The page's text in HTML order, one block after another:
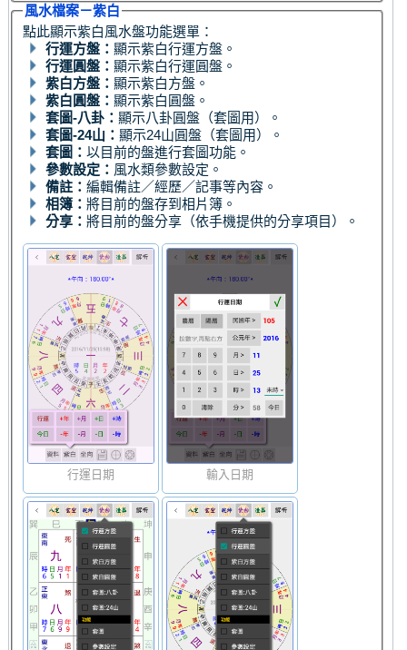
風水檔案－紫白
點此顯示紫白風水盤功能選單：
行運方盤：顯示紫白行運方盤。
行運圓盤：顯示紫白行運圓盤。
紫白方盤：顯示紫白方盤。
紫白圓盤：顯示紫白圓盤。
套圖-八卦：顯示八卦圓盤（套圖用）。
套圖-24山：顯示24山圓盤（套圖用）。
套圖：以目前的盤進行套圖功能。
參數設定： 風水類參數設定。
備註：編輯備註／經歷／記事等內容。
相簿：將目前的盤存到相片簿。
分享：將目前的盤分享（依手機提供的分享項目）。
行運日期 輸入日期